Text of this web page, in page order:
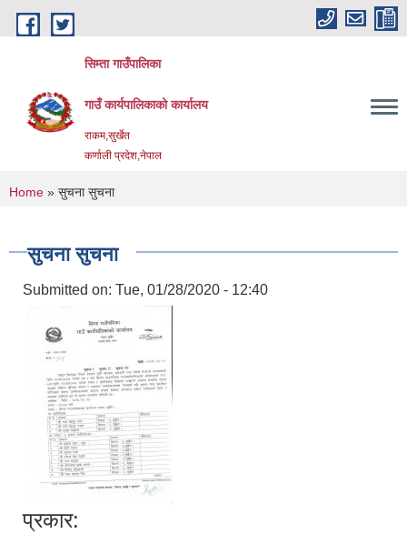
Skip to main content
सिम्ता गाउँपालिका
गाउँ कार्यपालिकाको कार्यालय
राकम,सुर्खेत
कर्णाली प्रदेश,नेपाल
You are here
Home » सुचना सुचना
सुचना सुचना
Submitted on: Tue, 01/28/2020 - 12:40
प्रकार: